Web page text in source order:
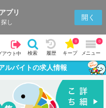
プリ
し
開く
アウト中 検索 履歴 キープ
0
メニュー
0
ルバイトの求人情報